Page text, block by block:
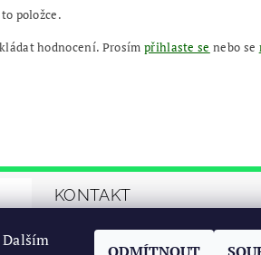
položce.
hodnocení. Prosím přihlaste se nebo se
KONTAKT
automrazik